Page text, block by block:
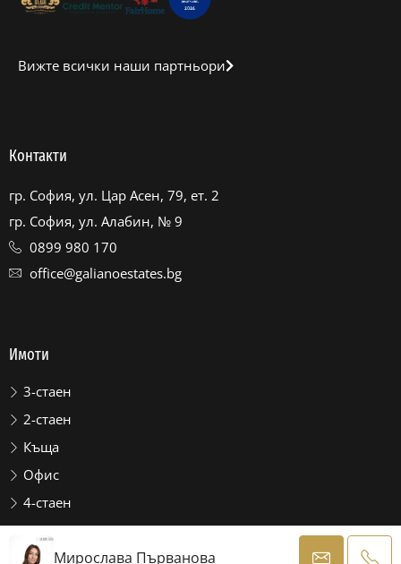
Мирослава Първанова
Вижте всички наши партньори
Контакти
гр. София, ул. Цар Асен, 79, ет. 2
гр. София, ул. Алабин, № 9
0899 980 170
office@galianoestates.bg
Имоти
3-стаен
2-стаен
Къща
Офис
4-стаен
© GALIANO ESTATES ЗМИП